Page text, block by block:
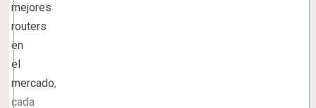
mejores
routers
en
el
mercado,
cada